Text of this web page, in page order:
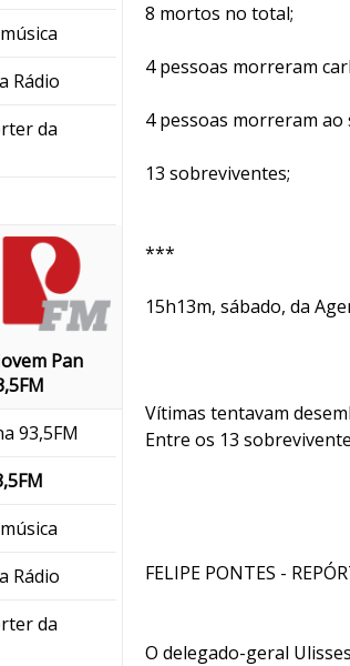
Rádio
da
Pan
93,5FM
Rádio
da
8 mortos no total;
4 pessoas morreram
4 pessoas morreram ao
13 sobreviventes;
***
15h13m, sábado, da
Vítimas tentavam
Entre os 13
FELIPE PONTES -
O delegado-geral